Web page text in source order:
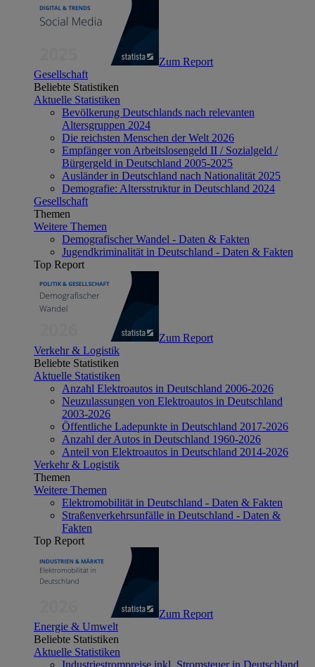
Zum Report
Gesellschaft
Beliebte Statistiken
Aktuelle Statistiken
Bevölkerung Deutschlands nach relevanten
Altersgruppen 2024
Die reichsten Menschen der Welt 2026
Empfänger von Arbeitslosengeld II / Sozialgeld /
Bürgergeld in Deutschland 2005-2025
Ausländer in Deutschland nach Nationalität 2025
Demografie: Altersstruktur in Deutschland 2024
Gesellschaft
Themen
Weitere Themen
Demografischer Wandel - Daten & Fakten
Jugendkriminalität in Deutschland - Daten & Fakten
Top Report
Zum Report
Verkehr & Logistik
Beliebte Statistiken
Aktuelle Statistiken
Anzahl Elektroautos in Deutschland 2006-2026
Neuzulassungen von Elektroautos in Deutschland
2003-2026
Öffentliche Ladepunkte in Deutschland 2017-2026
Anzahl der Autos in Deutschland 1960-2026
Anteil von Elektroautos in Deutschland 2014-2026
Verkehr & Logistik
Themen
Weitere Themen
Elektromobilität in Deutschland - Daten & Fakten
Straßenverkehrsunfälle in Deutschland - Daten &
Fakten
Top Report
Zum Report
Energie & Umwelt
Beliebte Statistiken
Aktuelle Statistiken
Industriestrompreise inkl. Stromsteuer in Deutschland